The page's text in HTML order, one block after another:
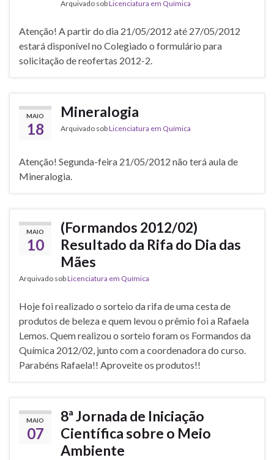
Arquivado sobLicenciatura em Química
Atenção! A partir do dia 21/05/2012 até 27/05/2012
estará disponível no Colegiado o formulário para
solicitação de reofertas 2012-2.
MAIO
18
Mineralogia
Arquivado sobLicenciatura em Química
Atenção! Segunda-feira 21/05/2012 não terá aula de
Mineralogia.
MAIO
10
(Formandos 2012/02)
Resultado da Rifa do Dia das
Mães
Arquivado sobLicenciatura em Química
Hoje foi realizado o sorteio da rifa de uma cesta de
produtos de beleza e quem levou o prêmio foi a Rafaela
Lemos. Quem realizou o sorteio foram os Formandos da
Química 2012/02, junto com a coordenadora do curso.
Parabéns Rafaela!! Aproveite os produtos!!
MAIO
07
8ª Jornada de Iniciação
Científica sobre o Meio
Ambiente